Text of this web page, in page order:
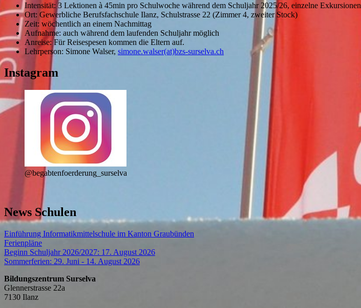
Intensität: 3 Lektionen à 45min pro Schulwoche während dem Schuljahr 2025/26, einzelne Exkursionen
Ort: Gewerbliche Berufsfachschule Ilanz, Schulstrasse 22 (Zimmer 4, zweiter Stock)
Zeit: wöchentlich an einem Nachmittag
Aufnahme: auch während dem laufenden Schuljahr möglich
Anreise: Für Reisespesen kommen die Eltern auf.
Lehrperson: Simone Walser, simone.walser(at)bzs-surselva.ch
Instagram
@begabtenfoerderung_surselva
News Schulen
Einführung Informatikmittelschule im Kanton Graubünden
Ferienpläne
Beginn Schuljahr 2026/2027: 17. August 2026
Sommerferien: 29. Juni - 14. August 2026
Bildungszentrum Surselva
Glennerstrasse 22a
7130 Ilanz